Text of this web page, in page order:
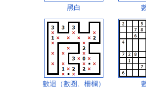
黑白
數迴（數圈、柵欄）